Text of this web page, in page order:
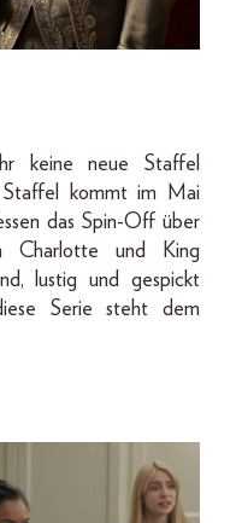
keine neue Staffel
Staffel kommt im Mai
das Spin-Off über
Charlotte und King
lustig und gespickt
Serie steht dem